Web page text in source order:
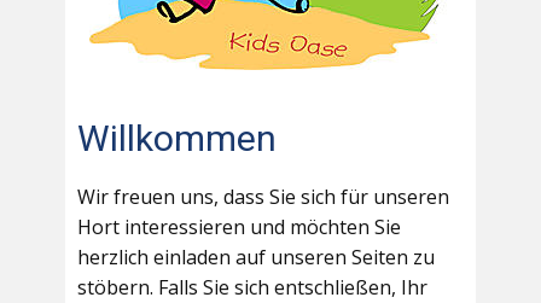
Willkommen
Wir freuen uns, dass Sie sich für unseren
Hort interessieren und möchten Sie
herzlich einladen auf unseren Seiten zu
stöbern. Falls Sie sich entschließen, Ihr